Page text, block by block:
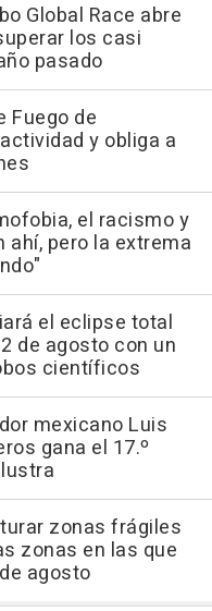
Global Race abre
los casi
pasado
Fuego de
y obliga a
el racismo y
pero la extrema
el eclipse total
de agosto con un
científicos
mexicano Luis
gana el 17.º
zonas frágiles
zonas en las que
agosto